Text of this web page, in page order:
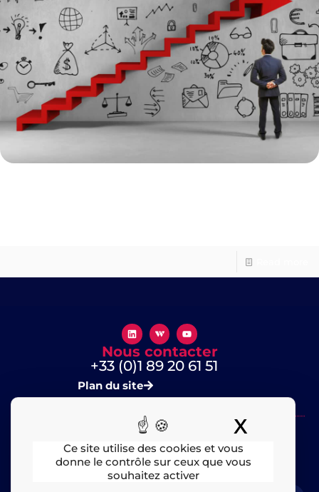
Ce site utilise des cookies et vous
donne le contrôle sur ceux que vous
souhaitez activer
X
Nous contacter
+33 (0)1 89 20 61 51
Plan du site
​ – © 2025 All rights Reserved